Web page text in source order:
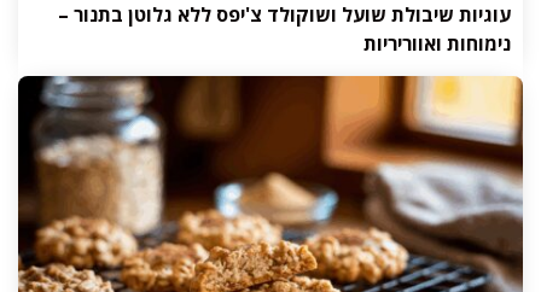
עוגיות שיבולת שועל ושוקולד צ'יפס ללא גלוטן בתנור –
נימוחות ואווריריות